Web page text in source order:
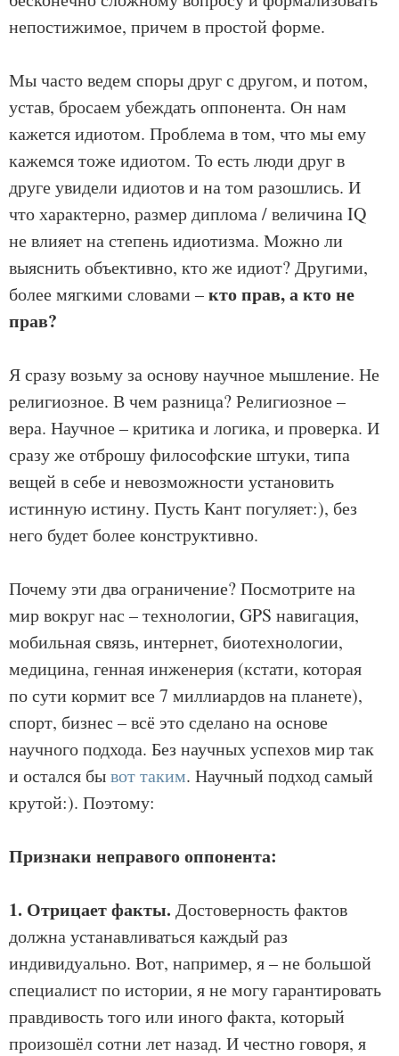
непостижимое, причем в простой форме.
Мы часто ведем споры друг с другом, и потом,
устав, бросаем убеждать оппонента. Он нам
кажется идиотом. Проблема в том, что мы ему
кажемся тоже идиотом. То есть люди друг в
друге увидели идиотов и на том разошлись. И
что характерно, размер диплома / величина IQ
не влияет на степень идиотизма. Можно ли
выяснить объективно, кто же идиот? Другими,
более мягкими словами –кто прав, а кто не
прав?
Я сразу возьму за основу научное мышление. Не
религиозное. В чем разница? Религиозное –
вера. Научное – критика и логика, и проверка. И
сразу же отброшу философские штуки, типа
вещей в себе и невозможности установить
истинную истину. Пусть Кант погуляет:), без
него будет более конструктивно.
Почему эти два ограничение? Посмотрите на
мир вокруг нас – технологии, GPS навигация,
мобильная связь, интернет, биотехнологии,
медицина, генная инженерия (кстати, которая
по сути кормит все 7 миллиардов на планете),
спорт, бизнес – всё это сделано на основе
научного подхода. Без научных успехов мир так
и остался бывот таким. Научный подход самый
крутой:). Поэтому:
Признаки неправого оппонента:
1. Отрицает факты. Достоверность фактов
должна устанавливаться каждый раз
индивидуально. Вот, например, я – не большой
специалист по истории, я не могу гарантировать
правдивость того или иного факта, который
произошёл сотни лет назад. И честно говоря, я